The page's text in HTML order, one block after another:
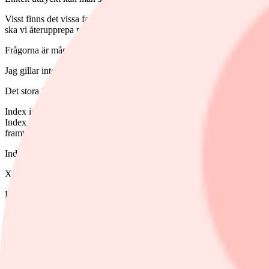
Visst finns det vissa fallgropar. Det första man måste bestämma är
ska vi återupprepa processen, hur stor vikt ska varje aktie ha?
Frågorna är många även vid en relativt enkelt definierad strategi
Jag gillar inte att gå över ån efter vatten så jag har hittat en
Det stora jobbet görs av indexberäknaren MSCI som tar ut en portfölj
Index innehåller globala momentumaktier noterade på 23
Index. Ifrån det urvalet väljer man ut runt 350 bolag vars aktiekurs
framtiden. Aktien storlek i indexet styrs av börsvärdet, vilket innebär
Indexet MSCI World Momentum ligger till grund för Xtrackers
Xtrackers MSCI World Momentum UCITS ETF: De tio största
De tio största innehaven motsvarar 32 procent av fondens värde.
bolagen i indexet.